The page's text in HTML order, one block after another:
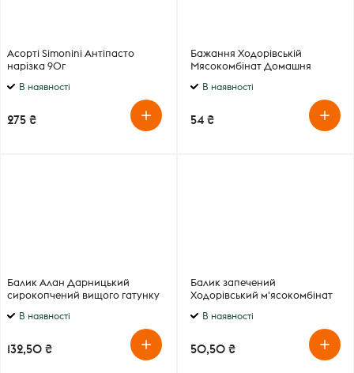
Асорті Simonini Антіпасто
нарізка 90г
В наявності
275 ₴
Бажання Ходорівській
Мясокомбінат Домашня
В наявності
54 ₴
Балик Алан Дарницький
сирокопчений вищого гатунку
В наявності
132,50 ₴
Балик запечений
Ходорівський м'ясокомбінат
В наявності
50,50 ₴